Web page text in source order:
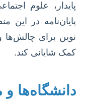
پایدار، علوم
پایان‌نامه در این
نوین برای چالش‌ها
کمک شایانی کند.
دانشگاه‌ها و